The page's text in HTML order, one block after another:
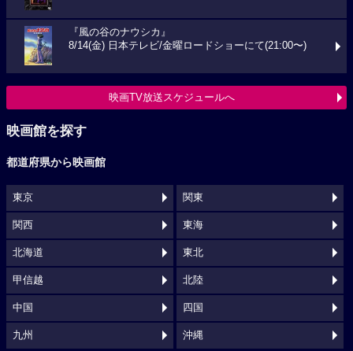
『風の谷のナウシカ』
8/14(金) 日本テレビ/金曜ロードショーにて(21:00〜)
映画TV放送スケジュールへ
映画館を探す
都道府県から映画館
東京 関東
関西 東海
北海道 東北
甲信越 北陸
中国 四国
九州 沖縄